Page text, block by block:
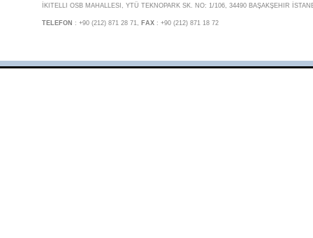
İKITELLI OSB MAHALLESI, YTÜ TEKNOPARK SK. NO: 1/106, 34490 BAŞAKŞEHIR
TELEFON : +90 (212) 871 28 71, FAX : +90 (212) 871 18 72